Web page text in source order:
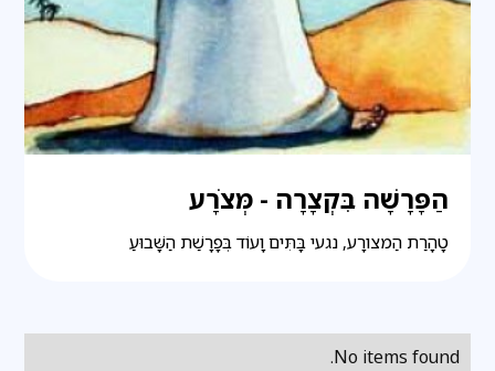
הַפָּרָשָׁה בִּקְצָרָה - מְּצֹרָע
טָהָרַת הַמצורָע, נגעי בָּתִּים וָעוֹד בְּפָרָשַׁת הַשָּׁבוּעַ
No items found.